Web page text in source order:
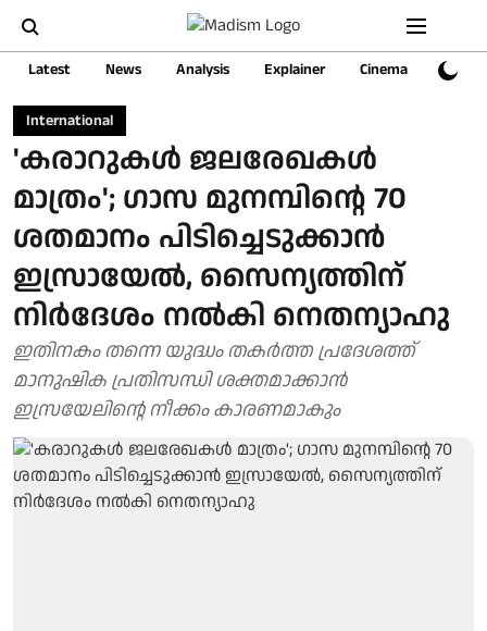
Latest News Analysis Explainer Cinema Sports
International
'കരാറുകള്‍ ജലരേഖകള്‍
മാത്രം'; ഗാസ മുനമ്പിന്റെ 70
ശതമാനം പിടിച്ചെടുക്കാന്‍
ഇസ്രായേല്‍, സൈന്യത്തിന്
നിര്‍ദേശം നല്‍കി നെതന്യാഹു
ഇതിനകം തന്നെ യുദ്ധം തകര്‍ത്ത പ്രദേശത്ത്
മാനുഷിക പ്രതിസന്ധി ശക്തമാക്കാന്‍
ഇസ്രയേലിന്റെ നീക്കം കാരണമാകും